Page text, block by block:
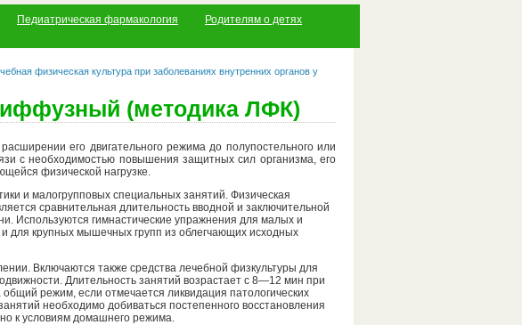
Педиатрическая фармакология Родителям о детях
физическая культура при заболеваниях внутренних органов у
(методика ЛФК)
его двигательного режима до полупостельного или
с необходимостью повышения защитных сил организма, его
физической нагрузке.
и малогрупповых специальных занятий. Физическая
сравнительная длительность вводной и заключительной
Используются гимнастические упражнения для малых и
для крупных мышечных групп из облегчающих исходных
Включаются также средства лечебной физкультуры для
Длительность занятий возрастает с 8—12 мин при
режим, если отмечается ликвидация патологических
необходимо добиваться постепенного восстановления
к условиям домашнего режима.